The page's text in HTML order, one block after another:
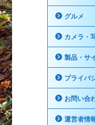
グルメ
カメラ・
製品・サ
プライバ
お問い合
運営者情